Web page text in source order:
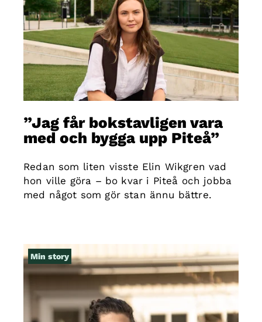
”Jag får bokstavligen vara
med och bygga upp Piteå”
Redan som liten visste Elin Wikgren vad
hon ville göra – bo kvar i Piteå och jobba
med något som gör stan ännu bättre.
Min story